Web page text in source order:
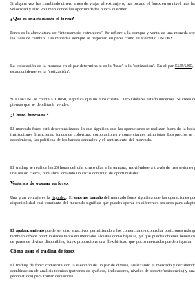
Si alguna vez has cambiado dinero antes de viajar al extranjero, has tocado el forex en su nivel más
velocidad y alto volumen donde las oportunidades nunca duermen.
¿Qué es exactamente el forex?
Forex es la abreviatura de “intercambio extranjero”. Se refiere a la compra y venta de una moneda
las tasas de cambio. Las monedas siempre se negocian en pares como EUR/USD o USD/JPY.
La colocación de la moneda en el par determina si es la "base" o la "cotización". En el par EUR/USD,
estadounidense es la "cotización".
Si EUR/USD se cotiza a 1.0850, significa que un euro cuesta 1.0850 dólares estadounidenses. Si
piensas que se debilitará, vendes.
¿Cómo funciona?
El mercado forex está descentralizado, lo que significa que las operaciones se realizan fuera de la
instituciones financieras, fondos de cobertura, corporaciones y comerciantes minoristas. Los precios
económicos, las políticas de los bancos centrales y el sentimiento del mercado.
El trading se realiza las 24 horas del día, cinco días a la semana, moviéndose a través de tres
una sesión cierra, otra abre, creando un ciclo continuo de oportunidades.
Ventajas de operar en forex
Una gran ventaja es la liquidez. El enorme tamañodel mercado forex significa que las operaciones
disponibilidad casi constante del mercado significa que puedes operar en diferentes sesiones para
El apalancamiento puede ser otro atractivo, permitiendo a los comerciantes controlar posiciones más
también ofrece oportunidades tanto en mercados alcistas como bajistas, ya que puedes obtener
de pares de divisas disponibles, forex proporciona una flexibilidad que pocos mercados pueden igualar.
Cómo usar el trading de forex
El trading de forex comienza con la elección de un par de divisas, analizando el mercado y
combinación de análisis técnico(patrones de gráficos, indicadores, niveles de soporte/resistencia) y
geopolíticos) para tomar decisiones.